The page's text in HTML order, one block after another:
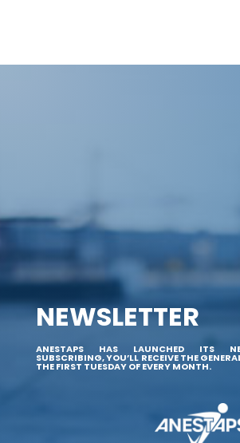
NEWSLETTER
ANESTAPS HAS LAUNCHED ITS
SUBSCRIBING, YOU’LL RECEIVE THE
THE FIRST TUESDAY OF EVERY MONTH.